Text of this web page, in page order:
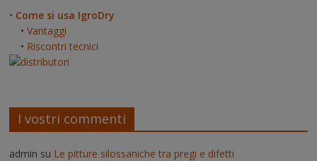
• Come si usa IgroDry
•Vantaggi
• Riscontri tecnici
I vostri commenti
admin su Le pitture silossaniche tra pregi e difetti